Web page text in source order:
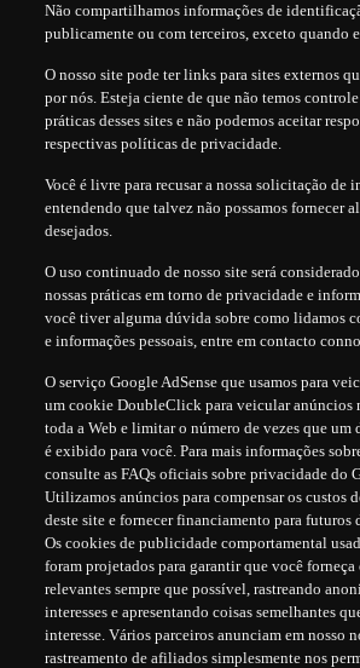
Não compartilhamos informações de
publicamente ou com terceiros, exceto quando
O nosso site pode ter links para sites externos
por nós. Esteja ciente de que não temos
práticas desses sites e não podemos aceitar
respectivas políticas de privacidade.
Você é livre para recusar a nossa solicitação de
entendendo que talvez não possamos fornecer
desejados.
O uso continuado de nosso site será
nossas práticas em torno de privacidade e
você tiver alguma dúvida sobre como lidamos
e informações pessoais, entre em contacto
O serviço Google AdSense que usamos para
um cookie DoubleClick para veicular anúncios
toda a Web e limitar o número de vezes que um
é exibido para você. Para mais informações
consulte as FAQs oficiais sobre privacidade do
Utilizamos anúncios para compensar os custos
deste site e fornecer financiamento para futuros
Os cookies de publicidade comportamental
foram projetados para garantir que você forneça
relevantes sempre que possível, rastreando
interesses e apresentando coisas semelhantes
interesse. Vários parceiros anunciam em nosso
rastreamento de afiliados simplesmente nos